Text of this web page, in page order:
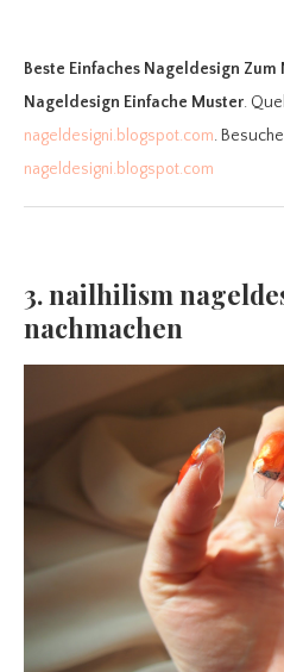
Beste Einfaches Nageldesign Zum
Nageldesign Einfache Muster.
nageldesigni.blogspot.com.
nageldesigni.blogspot.com
3. nailhilism
nachmachen